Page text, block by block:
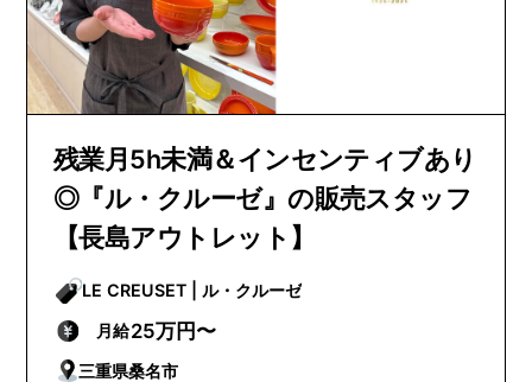
残業月5h未満＆インセンティブあり
◎『ル・クルーゼ』の販売スタッフ
【長島アウトレット】
LE CREUSET | ル・クルーゼ
月給25万円〜
三重県桑名市